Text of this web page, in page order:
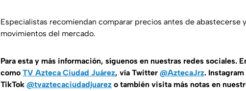
Especialistas recomiendan comparar precios antes de abastecerse
movimientos del mercado.
Para esta y más información, síguenos en nuestras redes sociales.
como TV Azteca Ciudad Juárez, vía Twitter @AztecaJrz. Instagram
TikTok @tvaztecaciudadjuarez o también visita más notas en